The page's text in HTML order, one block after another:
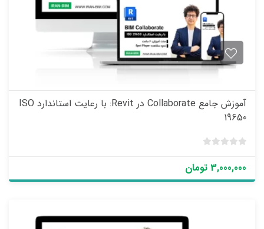
ا
ی
آموزش جامع Collaborate در Revit: با رعایت استاندارد ISO
19650
د
و
3,000,000 تومان